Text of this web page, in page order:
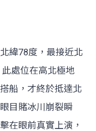
緯78度，最接近北
處位在高北極地
船，才終於抵達北
目賭冰川崩裂瞬
在眼前真實上演，